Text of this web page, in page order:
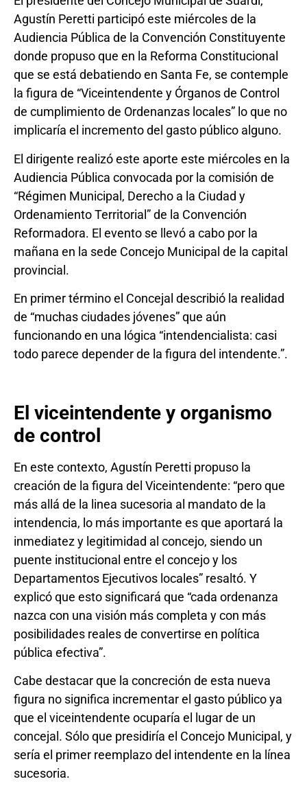
Agustín Peretti participó este miércoles de la
Audiencia Pública de la Convención Constituyente
donde propuso que en la Reforma Constitucional
que se está debatiendo en Santa Fe, se contemple
la figura de “Viceintendente y Órganos de Control
de cumplimiento de Ordenanzas locales” lo que no
implicaría el incremento del gasto público alguno.
El dirigente realizó este aporte este miércoles en la
Audiencia Pública convocada por la comisión de
“Régimen Municipal, Derecho a la Ciudad y
Ordenamiento Territorial” de la Convención
Reformadora. El evento se llevó a cabo por la
mañana en la sede Concejo Municipal de la capital
provincial.
En primer término el Concejal describió la realidad
de “muchas ciudades jóvenes” que aún
funcionando en una lógica “intendencialista: casi
todo parece depender de la figura del intendente.”.
El viceintendente y organismo
de control
En este contexto, Agustín Peretti propuso la
creación de la figura del Viceintendente: “pero que
más allá de la linea sucesoria al mandato de la
intendencia, lo más importante es que aportará la
inmediatez y legitimidad al concejo, siendo un
puente institucional entre el concejo y los
Departamentos Ejecutivos locales” resaltó. Y
explicó que esto significará que “cada ordenanza
nazca con una visión más completa y con más
posibilidades reales de convertirse en política
pública efectiva”.
Cabe destacar que la concreción de esta nueva
figura no significa incrementar el gasto público ya
que el viceintendente ocuparía el lugar de un
concejal. Sólo que presidiría el Concejo Municipal, y
sería el primer reemplazo del intendente en la línea
sucesoria.